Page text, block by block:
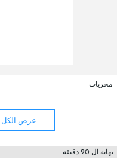
مجريات
عرض الكل
نهاية ال 90 دقيقة